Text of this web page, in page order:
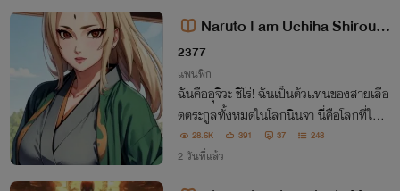
Naruto I am Uchiha Shirou
[นิยายแปล]
2377
แฟนฟิก
ฉันคืออุจิวะ ชิโร่! ฉันเป็นตัวแทนของสายเลือ
ดตระกูลทั้งหมดในโลกนินจา นี่คือโลกที่ให้ค
วามสำคัญกับพลังของสายเลือด!
28.6K 391 37 248
2 วันที่แล้ว